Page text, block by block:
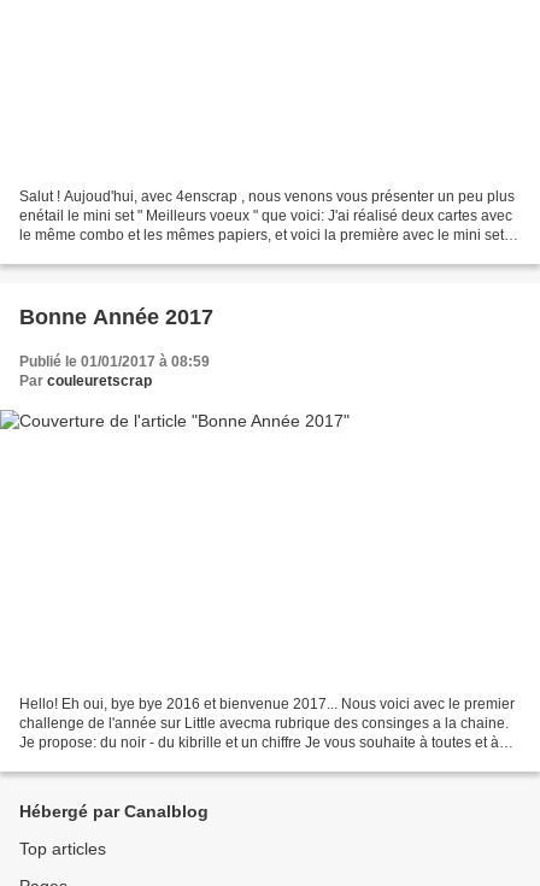
Salut ! Aujoud'hui, avec 4enscrap , nous venons vous présenter un peu plus
enétail le mini set " Meilleurs voeux " que voici: J'ai réalisé deux cartes avec
le même combo et les mêmes papiers, et voici la première avec le mini set
Bonne Année 2017
Publié le 01/01/2017 à 08:59
Par couleuretscrap
Hello! Eh oui, bye bye 2016 et bienvenue 2017... Nous voici avec le premier
challenge de l'année sur Little avecma rubrique des consinges a la chaine.
Je propose: du noir - du kibrille et un chiffre Je vous souhaite à toutes et à
Hébergé par Canalblog
Top articles